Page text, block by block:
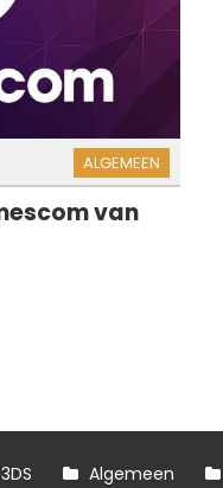
ALGEMEEN
van
3DS Algemeen